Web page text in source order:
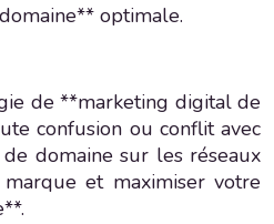
optimale.
de **marketing digital de
confusion ou conflit avec
domaine sur les réseaux
et maximiser votre